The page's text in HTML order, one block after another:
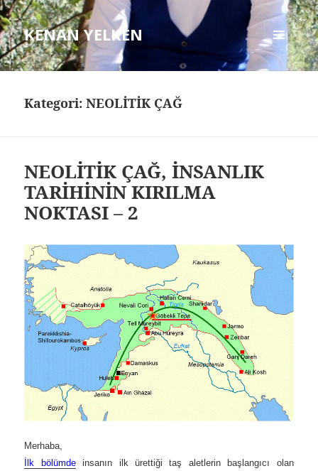
KENAN YELKEN
MENÜ
VE
Kategori: NEOLİTİK ÇAĞ
NEOLİTİK ÇAĞ, İNSANLIK
TARİHİNİN KIRILMA
NOKTASI – 2
Merhaba,
İlk bölümdeinsanın ilk ürettiği taş aletlerin başlangıcı olan